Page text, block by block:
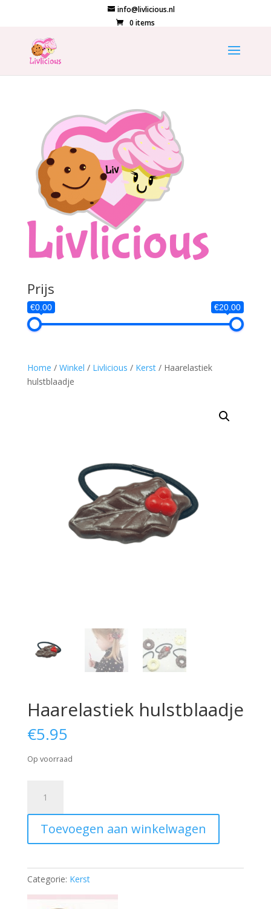
info@livlicious.nl
0 items
Home / Winkel / Livlicious / Kerst/ Haarelastiek
hulstblaadje
Haarelastiek hulstblaadje
€5.95
Op voorraad
hulstblaadje
aantal
Toevoegen aan winkelwagen
Categorie: Kerst
Prijs
€0.00 €20.00